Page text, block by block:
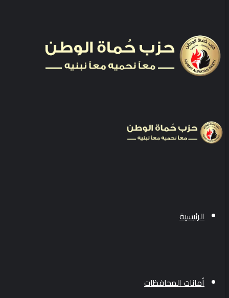
عن
الرئيسية
أمانات المحافظات